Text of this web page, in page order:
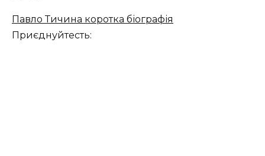
Павло Тичина коротка біографія
Приєднуйтесть: